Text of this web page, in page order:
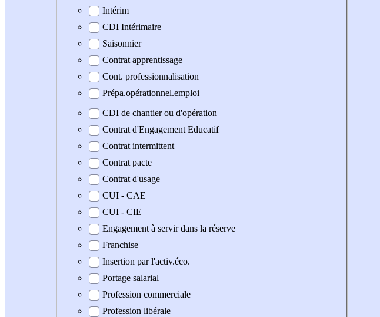
Intérim
CDI Intérimaire
Saisonnier
Contrat apprentissage
Cont. professionnalisation
Prépa.opérationnel.emploi
CDI de chantier ou d'opération
Contrat d'Engagement Educatif
Contrat intermittent
Contrat pacte
Contrat d'usage
CUI - CAE
CUI - CIE
Engagement à servir dans la réserve
Franchise
Insertion par l'activ.éco.
Portage salarial
Profession commerciale
Profession libérale